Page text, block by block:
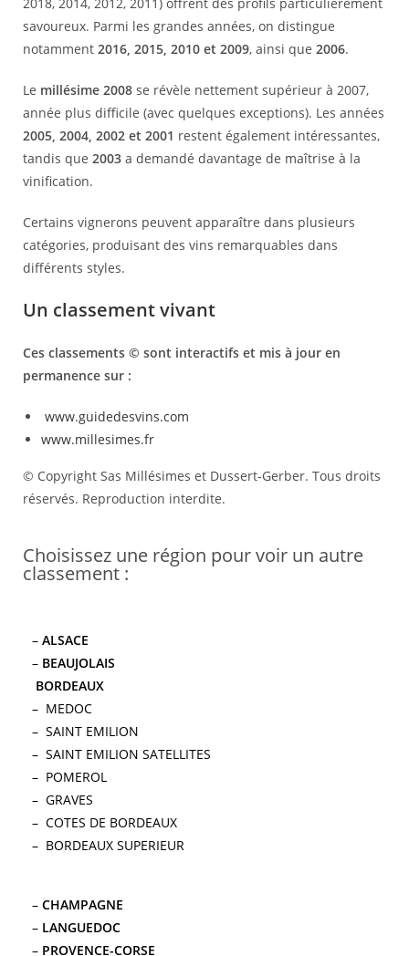
2018, 2014, 2012, 2011) offrent des profils particulièrement
savoureux. Parmi les grandes années, on distingue
notamment 2016, 2015, 2010 et 2009, ainsi que 2006.
Le millésime 2008 se révèle nettement supérieur à 2007,
année plus difficile (avec quelques exceptions). Les années
2005, 2004, 2002 et 2001 restent également intéressantes,
tandis que 2003 a demandé davantage de maîtrise à la
vinification.
Certains vignerons peuvent apparaître dans plusieurs
catégories, produisant des vins remarquables dans
différents styles.
Un classement vivant
Ces classements © sont interactifs et mis à jour en
permanence sur :
www.guidedesvins.com
www.millesimes.fr
© Copyright Sas Millésimes et Dussert-Gerber. Tous droits
réservés. Reproduction interdite.
Choisissez une région pour voir un autre
classement :
– ALSACE
– BEAUJOLAIS
BORDEAUX
– MEDOC
– SAINT EMILION
– SAINT EMILION SATELLITES
– POMEROL
– GRAVES
– COTES DE BORDEAUX
– BORDEAUX SUPERIEUR
– CHAMPAGNE
– LANGUEDOC
– PROVENCE-CORSE